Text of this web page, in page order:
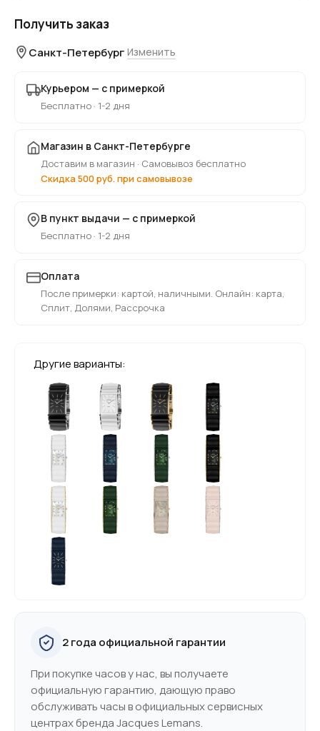
Получить заказ
Санкт-Петербург Изменить
Курьером — с примеркой
Бесплатно · 1-2 дня
Магазин в Санкт-Петербурге
Доставим в магазин · Самовывоз бесплатно
Скидка 500 руб. при самовывозе
В пункт выдачи — с примеркой
Бесплатно · 1-2 дня
Оплата
После примерки: картой, наличными. Онлайн: карта,
Сплит, Долями, Рассрочка
Другие варианты:
2 года официальной гарантии
При покупке часов у нас, вы получаете
официальную гарантию, дающую право
обслуживать часы в официальных сервисных
центрах бренда Jacques Lemans.